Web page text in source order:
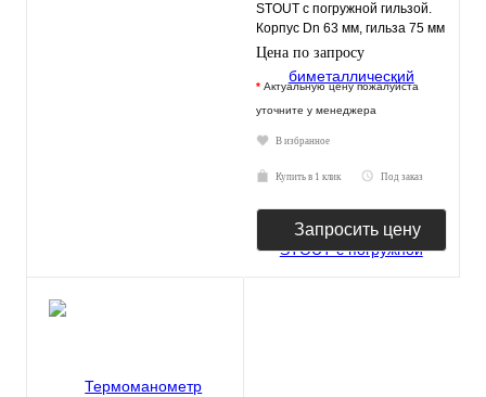
STOUT с погружной гильзой.
Корпус Dn 63 мм, гильза 75 мм
1/2"
Цена по запросу
* Актуальную цену пожалуйста
уточните у менеджера
В избранное
Купить в 1 клик Под заказ
Запросить цену